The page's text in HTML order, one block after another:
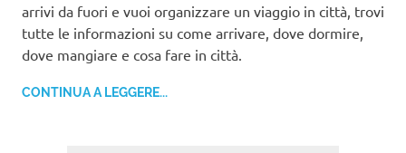
arrivi da fuori e vuoi organizzare un viaggio in città, trovi
tutte le informazioni su come arrivare, dove dormire,
dove mangiare e cosa fare in città.
CONTINUA A LEGGERE...